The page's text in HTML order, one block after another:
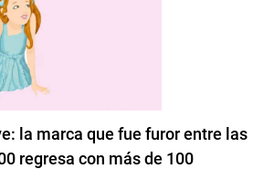
la marca que fue furor entre las
regresa con más de 100